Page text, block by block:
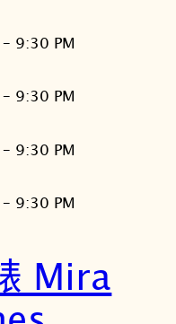
9:30 PM
9:30 PM
9:30 PM
9:30 PM
Mira